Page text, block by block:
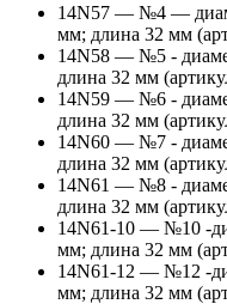
14N57 — №4 —
мм; длина 32 мм
14N58 — №5 -
длина 32 мм
14N59 — №6 -
длина 32 мм
14N60 — №7 -
длина 32 мм
14N61 — №8 -
длина 32 мм
14N61-10 — №10 -
мм; длина 32 мм
14N61-12 — №12 -
мм; длина 32 мм